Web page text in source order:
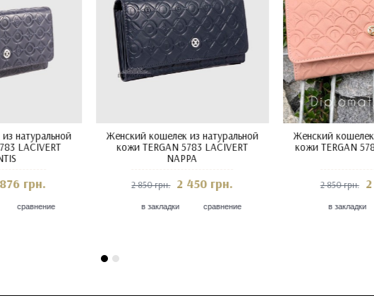
Женский кошелек из натуральной
кожи TERGAN 5783 KIRMIZI NAPPA
2 550 грн.
сравнение
Женский кошелек из натуральной
кожи TERGAN 5783 KUM NAPPA
1 951 грн.
сравнение